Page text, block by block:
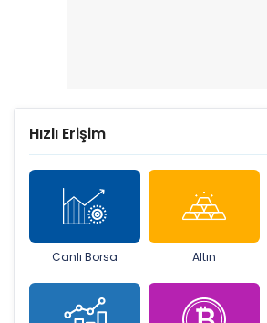
Hızlı Erişim
Canlı Borsa Altın